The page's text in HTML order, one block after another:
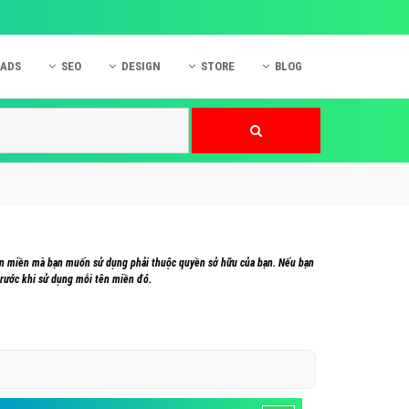
Skype
SEO DESIGN
Hỏi đáp Website
STORE BLOG
mà bạn muốn sử dụng phải thuộc quyền sở hữu của bạn. Nếu bạn
khi sử dụng mỗi tên miền đó.